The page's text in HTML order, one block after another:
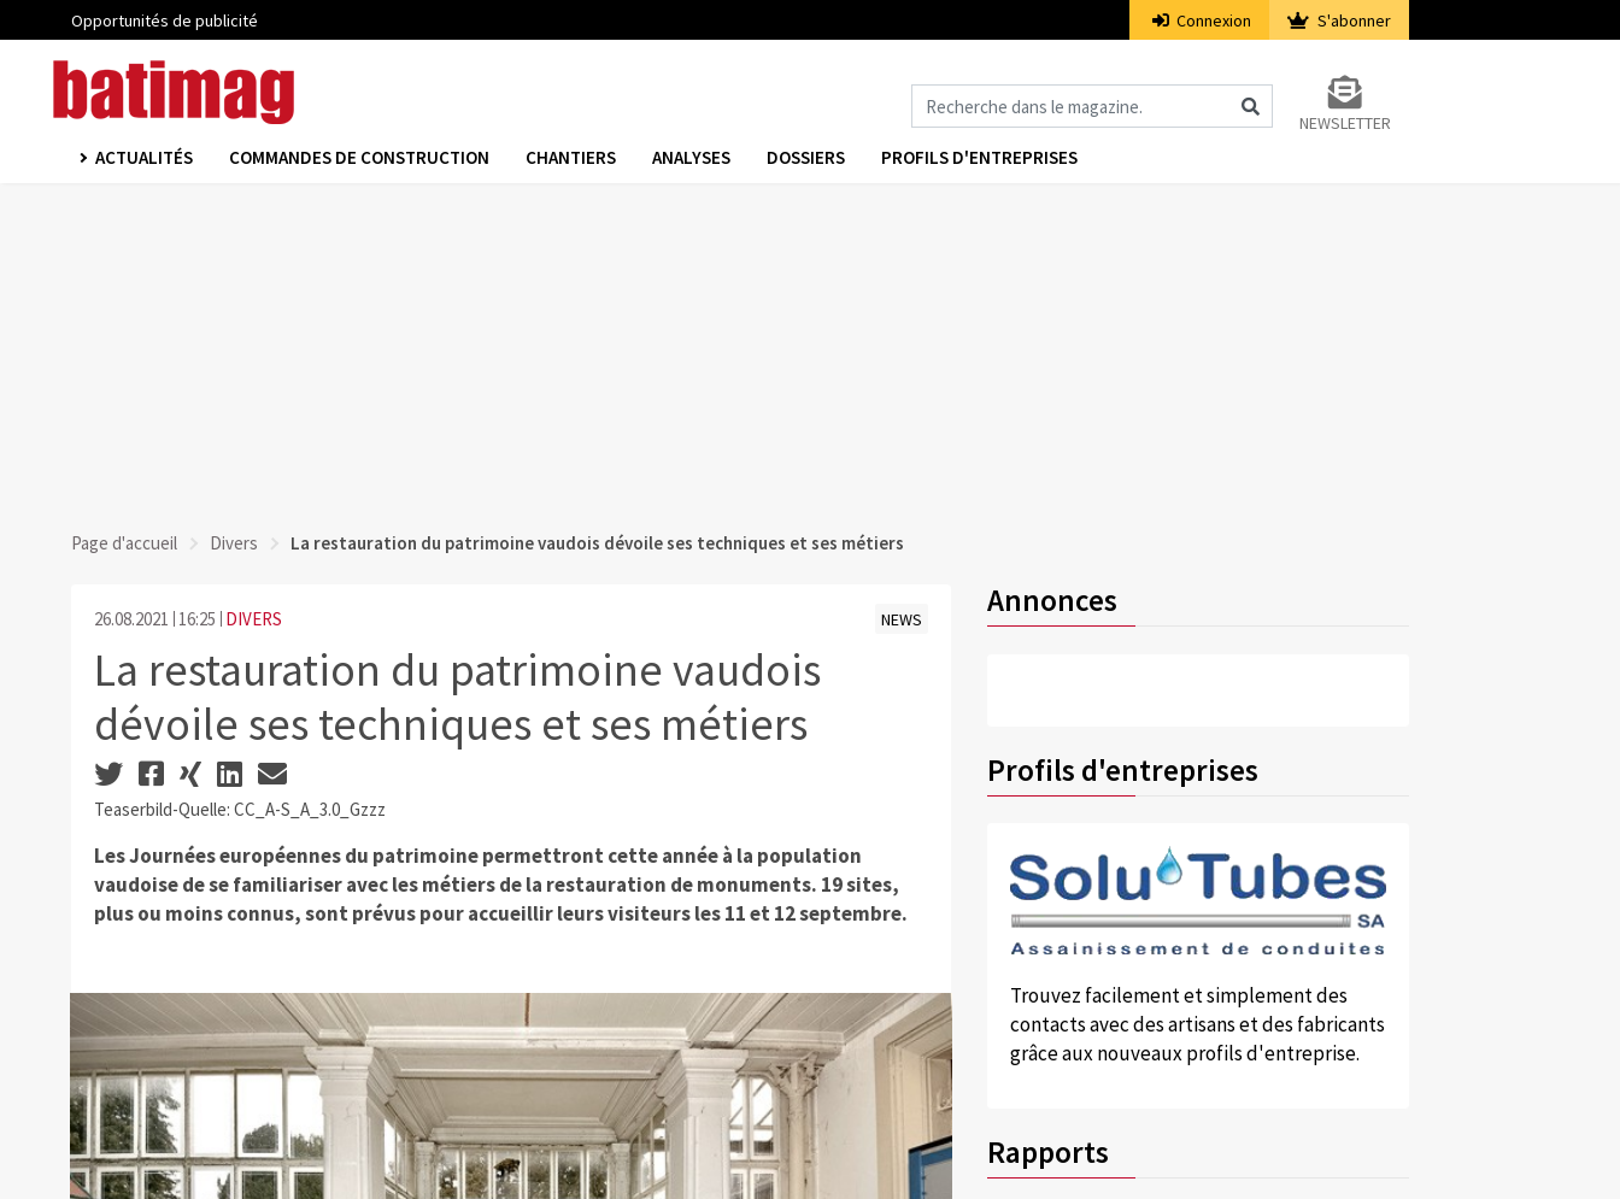
Opportunités de publicité Connexion S'abonner
NEWSLETTER
ACTUALITÉS COMMANDES DE CONSTRUCTION CHANTIERS ANALYSES DOSSIERS PROFILS D'ENTREPRISES
Page d'accueil Divers La restauration du patrimoine vaudois dévoile ses techniques et ses métiers
26.08.2021 16:25 DIVERS NEWS
La restauration du patrimoine vaudois
dévoile ses techniques et ses métiers
Teaserbild-Quelle: CC_A-S_A_3.0_Gzzz
Les Journées européennes du patrimoine permettront cette année à la population
vaudoise de se familiariser avec les métiers de la restauration de monuments. 19 sites,
plus ou moins connus, sont prévus pour accueillir leurs visiteurs les 11 et 12 septembre.
Annonces
Profils d'entreprises
Trouvez facilement et simplement des
contacts avec des artisans et des fabricants
grâce aux nouveaux profils d'entreprise.
Rapports